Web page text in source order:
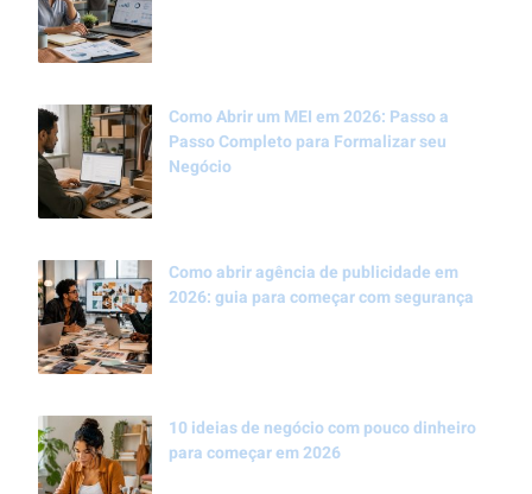
Como Abrir um MEI em 2026: Passo a
Passo Completo para Formalizar seu
Negócio
Como abrir agência de publicidade em
2026: guia para começar com segurança
10 ideias de negócio com pouco dinheiro
para começar em 2026